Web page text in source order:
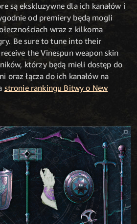
są ekskluzywne dla ich kanałów i
od premiery będą mogli
wraz z kilkoma
Be sure to tune into their
the Vinespun weapon skin
którzy będą mieli dostęp do
oraz łącza do ich kanałów na
stronie rankingu Bitwy o New